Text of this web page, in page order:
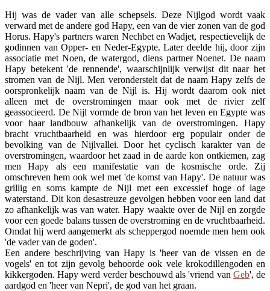
Hij was de vader van alle schepsels. Deze Nijlgod wordt vaak
verward met de andere god Hapy, een van de vier zonen van de god
Horus. Hapy's partners waren Nechbet en Wadjet, respectievelijk de
godinnen van Opper- en Neder-Egypte. Later deelde hij, door zijn
associatie met Noen, de watergod, diens partner Noenet. De naam
Hapy betekent 'de rennende', waarschijnlijk verwijst dit naar het
stromen van de Nijl. Men veronderstelt dat de naam Hapy zelfs de
oorspronkelijk naam van de Nijl is. Hij wordt daarom ook niet
alleen met de overstromingen maar ook met de rivier zelf
geassocieerd. De Nijl vormde de bron van het leven en Egypte was
voor haar landbouw afhankelijk van de overstromingen. Hapy
bracht vruchtbaarheid en was hierdoor erg populair onder de
bevolking van de Nijlvallei. Door het cyclisch karakter van de
overstromingen, waardoor het zaad in de aarde kon ontkiemen, zag
men Hapy als een manifestatie van de kosmische orde. Zij
omschreven hem ook wel met 'de komst van Hapy'. De natuur was
grillig en soms kampte de Nijl met een excessief hoge of lage
waterstand. Dit kon desastreuze gevolgen hebben voor een land dat
zo afhankelijk was van water. Hapy waakte over de Nijl en zorgde
voor een goede balans tussen de overstroming en de vruchtbaarheid.
Omdat hij werd aangemerkt als scheppergod noemde men hem ook
'de vader van de goden'.
Een andere beschrijving van Hapy is 'heer van de vissen en de
vogels' en tot zijn gevolg behoorde ook vele krokodillengoden en
kikkergoden. Hapy werd verder beschouwd als 'vriend van Geb', de
aardgod en 'heer van Nepri', de god van het graan.